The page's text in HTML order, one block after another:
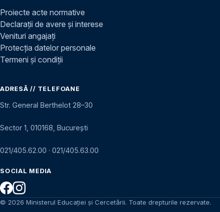
Proiecte acte normative
Declarații de avere și interese
Venituri angajați
Protecția datelor personale
Termeni și condiții
ADRESĂ // TELEFOANE
Str. General Berthelot 28–30
Sector 1, 010168, București
021/405.62.00 · 021/405.63.00
SOCIAL MEDIA
© 2026 Ministerul Educației și Cercetării. Toate drepturile rezervate.